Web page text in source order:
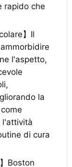
rapido che
】Il
l'aspetto,
la
l'attività
di cura
Boston